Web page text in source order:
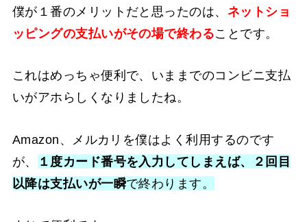
僕が１番のメリットだと思ったのは、 ネットショ
ッピングの支払いがその場で終わることです。
これはめっちゃ便利で、いままでのコンビニ支払
いがアホらしくなりましたね。
Amazon、メルカリを僕はよく利用するのです
が、
１度カード番号を入力してしまえば、２回目
以降は支払いが一瞬で終わります。